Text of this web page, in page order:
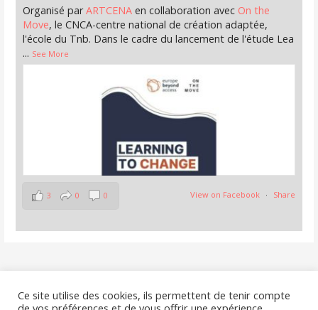
Organisé parARTCENA en collaboration avec On the
Move, le CNCA-centre national de création adaptée,
l'école du Tnb. Dans le cadre du lancement de l'étude Lea
... See More
View on Facebook · Share
3 0 0
Europeest en ligne.
Nous contacter
Ce site utilise des cookies, ils permettent de tenir compte